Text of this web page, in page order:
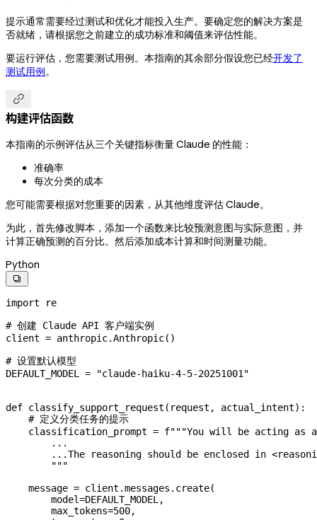
提示通常需要经过测试和优化才能投入生产。要确定您的解决方案是
否就绪，请根据您之前建立的成功标准和阈值来评估性能。
要运行评估，您需要测试用例。本指南的其余部分假设您已经开发了
测试用例。

构建评估函数
本指南的示例评估从三个关键指标衡量 Claude 的性能：
准确率
每次分类的成本
您可能需要根据对您重要的因素，从其他维度评估 Claude。
为此，首先修改脚本，添加一个函数来比较预测意图与实际意图，并
计算正确预测的百分比。然后添加成本计算和时间测量功能。
Python

import re
# 创建 Claude API 客户端实例
client = anthropic.Anthropic()
# 设置默认模型
DEFAULT_MODEL
= "claude-haiku-4-5-20251001"
def classify_support_request ( request , actual_intent):
    # 定义分类任务的提示
    classification_prompt
= f"""You will be acting as
        ...
...The reasoning should be enclosed in
        """
    message
= client.messages.create(
        model
=DEFAULT_MODEL ,
        max_tokens
=500,